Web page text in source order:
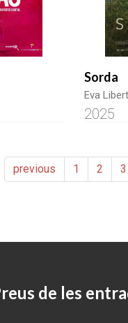
Sorda
Eva
2025
previous 1 2 3
de les